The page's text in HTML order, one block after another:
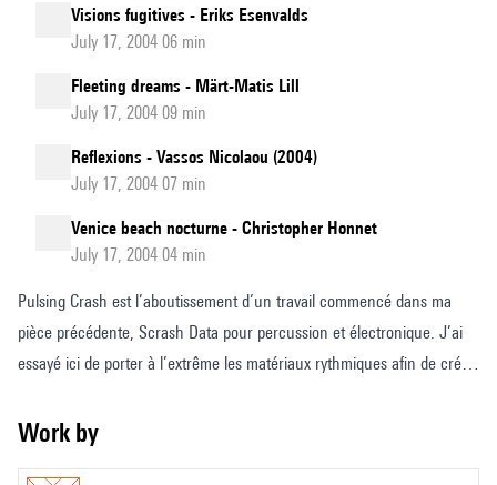
Visions fugitives - Eriks Esenvalds
July 17, 2004 06 min
Fleeting dreams - Märt-Matis Lill
July 17, 2004 09 min
Reflexions - Vassos Nicolaou (2004)
July 17, 2004 07 min
Venice beach nocturne - Christopher Honnet
July 17, 2004 04 min
Pulsing Crash est l’aboutissement d’un travail commencé dans ma
pièce précédente, Scrash Data pour percussion et électronique. J’ai
essayé ici de porter à l’extrême les matériaux rythmiques afin de créer
en plus vite semblent se superposer et se dissoudre dans un tempo de
Work by